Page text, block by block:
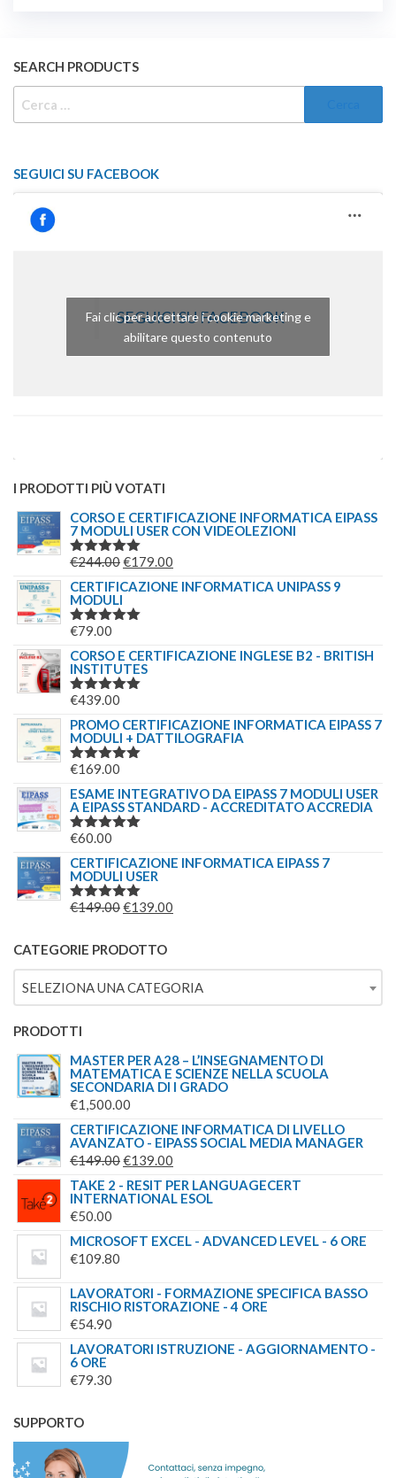
SEARCH PRODUCTS
SEGUICI SU FACEBOOK
SEGUICI SU FACEBOOK
Fai clic per accettare i cookie marketing e
abilitare questo contenuto
I PRODOTTI PIÙ VOTATI
CORSO E CERTIFICAZIONE INFORMATICA EIPASS
7 MODULI USER CON VIDEOLEZIONI
VALUTATO
€244.00IL
PREZZO
ERA:
€179.00
PREZZO
CERTIFICAZIONE INFORMATICA UNIPASS 9
MODULI
VALUTATO
€79.00
CORSO E CERTIFICAZIONE INGLESE B2 - BRITISH
INSTITUTES
VALUTATO
€439.00
PROMO CERTIFICAZIONE INFORMATICA EIPASS 7
MODULI + DATTILOGRAFIA
VALUTATO
€169.00
ESAME INTEGRATIVO DA EIPASS 7 MODULI USER
A EIPASS STANDARD - ACCREDITATO ACCREDIA
VALUTATO
€60.00
CERTIFICAZIONE INFORMATICA EIPASS 7
MODULI USER
VALUTATO
€149.00IL
ORIGINALE
ERA:
€149.00.
€139.00
È:
€139.00.
CATEGORIE PRODOTTO
SELEZIONA UNA CATEGORIA
PRODOTTI
MASTER PER A28 – L’INSEGNAMENTO DI
MATEMATICA E SCIENZE NELLA SCUOLA
SECONDARIA DI I GRADO
€1,500.00
CERTIFICAZIONE INFORMATICA DI LIVELLO
AVANZATO - EIPASS SOCIAL MEDIA MANAGER
€149.00IL
PREZZO
ORIGINALE
€149.00.
€139.00
PREZZO
ATTUALE
€139.00.
TAKE 2 - RESIT PER LANGUAGECERT
INTERNATIONAL ESOL
€50.00
MICROSOFT EXCEL - ADVANCED LEVEL - 6 ORE
€109.80
LAVORATORI - FORMAZIONE SPECIFICA BASSO
RISCHIO RISTORAZIONE - 4 ORE
€54.90
LAVORATORI ISTRUZIONE - AGGIORNAMENTO -
6 ORE
€79.30
SUPPORTO